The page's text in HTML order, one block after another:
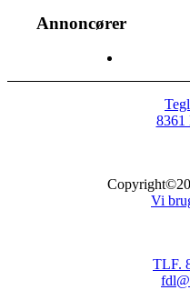
Annoncører
8361
Vi
TLF.